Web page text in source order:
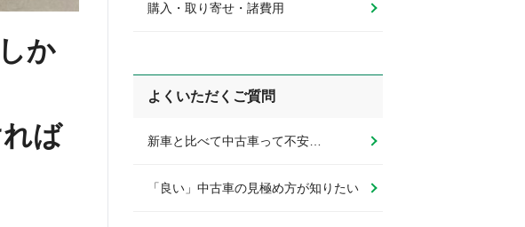
か
ば
購入・取り寄せ・諸費用
よくいただくご質問
新車と比べて中古車って不安…
「良い」中古車の見極め方が知りたい